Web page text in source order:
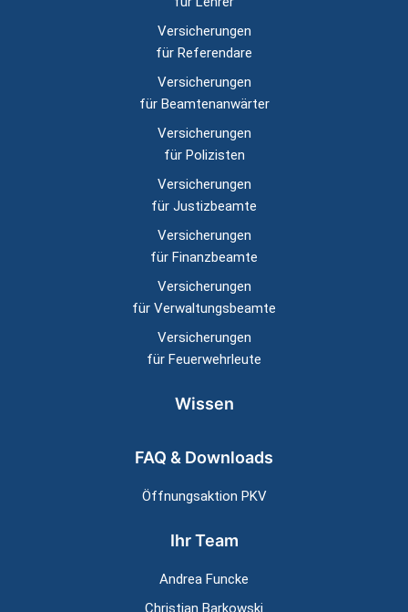
Versicherungen
für Referendare
Versicherungen
für Beamtenanwärter
Versicherungen
für Polizisten
Versicherungen
für Justizbeamte
Versicherungen
für Finanzbeamte
Versicherungen
für Verwaltungsbeamte
Versicherungen
für Feuerwehrleute
Wissen
FAQ & Downloads
Öffnungsaktion PKV
Ihr Team
Andrea Funcke
Christian Barkowski